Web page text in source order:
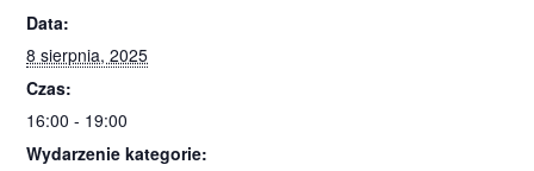
Data:
8 sierpnia, 2025
Czas:
16:00 - 19:00
Wydarzenie kategorie: